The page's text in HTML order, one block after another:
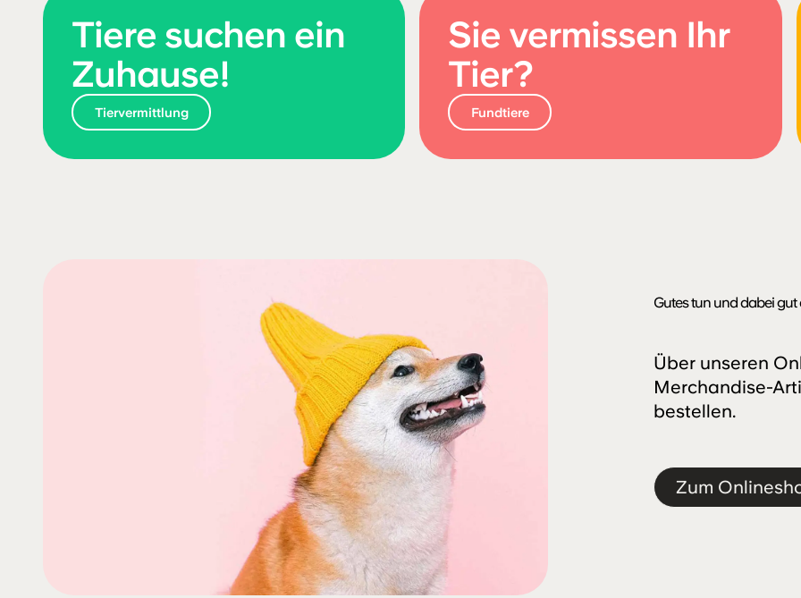
Tiere suchen ein
Zuhause!
Tier­vermittlung
Sie vermissen Ihr
Tier?
Fundtiere
Gutes tun und dabei
Über unseren
Merchandise-
bestellen.
Zum